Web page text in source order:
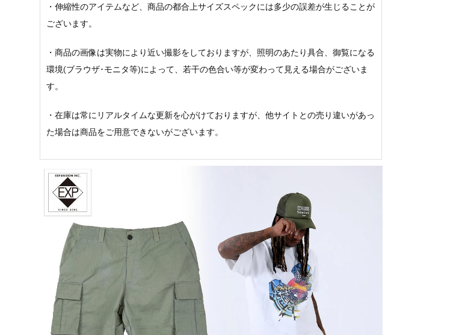
・伸縮性のアイテムなど、商品の都合上サイズスペックには多少の誤差が生じることが
ございます。
・商品の画像は実物により近い撮影をしておりますが、照明のあたり具合、御覧になる
環境(ブラウザ･モニタ等)によって、若干の色合い等が変わって見える場合がございま
す。
・在庫は常にリアルタイムな更新を心がけておりますが、他サイトとの売り違いがあっ
た場合は商品をご用意できないがございます。